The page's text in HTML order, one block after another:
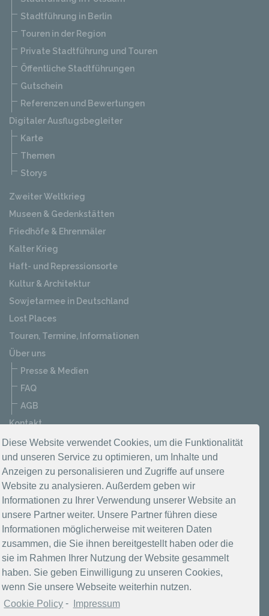
Diese Website verwendet Cookies, um die Funktionalität
und unseren Service zu optimieren, um Inhalte und
Anzeigen zu personalisieren und Zugriffe auf unsere
Website zu analysieren. Außerdem geben wir
Informationen zu Ihrer Verwendung unserer Website an
unsere Partner weiter. Unsere Partner führen diese
Informationen möglicherweise mit weiteren Daten
zusammen, die Sie ihnen bereitgestellt haben oder die
sie im Rahmen Ihrer Nutzung der Website gesammelt
haben. Sie geben Einwilligung zu unseren Cookies,
wenn Sie unsere Webseite weiterhin nutzen.
Cookie Policy - Impressum
Stadtführung in Berlin
Touren in der Region
Private Stadtführung und Touren
Öffentliche Stadtführungen
Gutschein
Referenzen und Bewertungen
Digitaler Ausflugsbegleiter
Karte
Themen
Storys
Zweiter Weltkrieg
Museen & Gedenkstätten
Friedhöfe & Ehrenmäler
Kalter Krieg
Haft- und Repressionsorte
Kultur & Architektur
Sowjetarmee in Deutschland
Lost Places
Touren, Termine, Informationen
Über uns
Presse & Medien
FAQ
AGB
Kontakt
Datenschutzerklärung
Impressum